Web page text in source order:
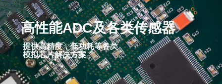
高性能ADC及各类传感器
提供高精度，低功耗等各类
模拟芯片解决方案